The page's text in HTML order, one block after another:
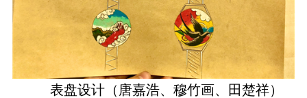
表盘设计（唐嘉浩、穆竹画、田楚祥）